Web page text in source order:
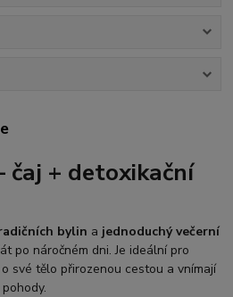
čaj + detoxikační
bylin a jednoduchý večerní
po náročném dni. Je ideální pro
své tělo přirozenou cestou a vnímají